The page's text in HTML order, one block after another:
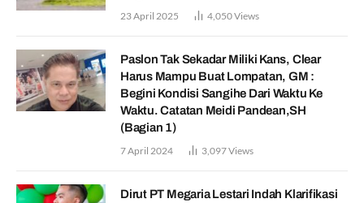
23 April 2025 4,050Views
Paslon Tak Sekadar Miliki Kans, Clear
Harus Mampu Buat Lompatan, GM :
Begini Kondisi Sangihe Dari Waktu Ke
Waktu. Catatan Meidi Pandean,SH
(Bagian 1)
7 April 2024 3,097Views
Dirut PT Megaria Lestari Indah Klarifikasi